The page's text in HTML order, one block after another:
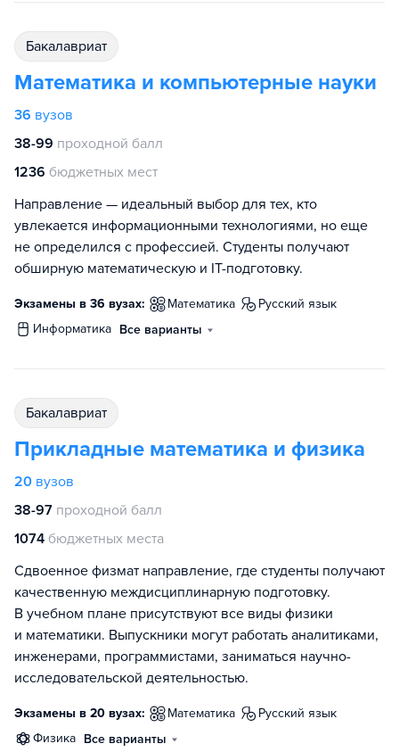
бакалавриат
Математика и компьютерные науки
36 вузов
38-99 проходной балл
1236 бюджетных мест
Направление — идеальный выбор для тех, кто
увлекается информационными технологиями, но еще
не определился с профессией. Студенты получают
обширную математическую и IT-подготовку.
Экзамены в 36 вузах: математика
русский язык
информатика Все варианты
бакалавриат
Прикладные математика и физика
20 вузов
38-97 проходной балл
1074 бюджетных места
Сдвоенное физмат направление, где студенты получают
качественную междисциплинарную подготовку.
В учебном плане присутствуют все виды физики
и математики. Выпускники могут работать аналитиками,
инженерами, программистами, заниматься научно-
исследовательской деятельностью.
Экзамены в 20 вузах: математика
русский язык
физика Все варианты